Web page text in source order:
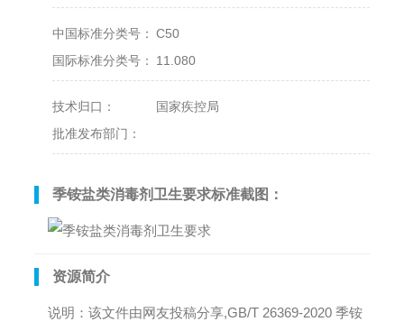
中国标准分类号： C50
国际标准分类号：
11.080
技术归口：
国家疾控局
批准发布部门：
季铵盐类消毒剂卫生要求标准截图：
资源简介
说明：该文件由网友投稿分享,GB/T 26369-2020 季铵